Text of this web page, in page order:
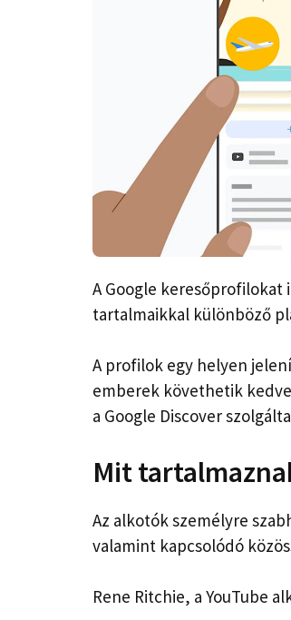
A Google
tartalmaikkal különböző
A profilok egy helyen
emberek követhetik
a Google Discover
Mit
Az alkotók személyre
valamint kapcsolódó
Rene Ritchie, a YouTube